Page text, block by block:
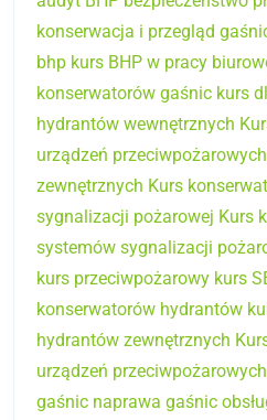
konserwacja i przegląd
bhp kurs BHP w pracy
konserwatorów gaśnic kurs
hydrantów wewnętrznych
urządzeń przeciwpożarowych
zewnętrznych Kurs
sygnalizacji pożarowej Kurs
systemów sygnalizacji
kurs przeciwpożarowy kurs
konserwatorów hydrantów
hydrantów zewnętrznych
urządzeń przeciwpożarowych
gaśnic naprawa gaśnic